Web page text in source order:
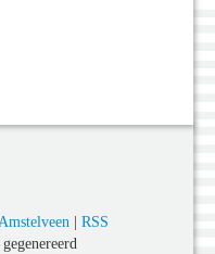
| RSS